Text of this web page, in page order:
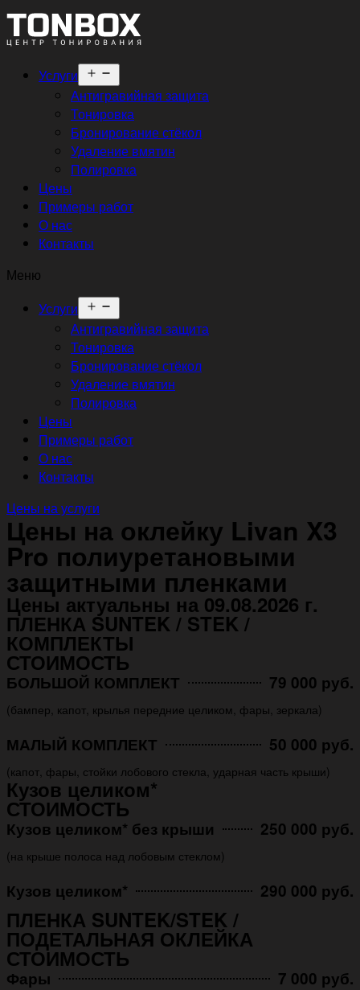
Услуги
меню
Антигравийная защита
Тонировка
Бронирование стёкол
Удаление вмятин
Полировка
Цены
Примеры работ
О нас
Контакты
Меню
Услуги
меню
Антигравийная защита
Тонировка
Бронирование стёкол
Удаление вмятин
Полировка
Цены
Примеры работ
О нас
Контакты
Цены на услуги
Цены на оклейку Livan X3
Pro полиуретановыми
защитными пленками
Цены актуальны на 09.08.2026 г.
ПЛЕНКА SUNTEK / STEK /
КОМПЛЕКТЫ
СТОИМОСТЬ
БОЛЬШОЙ КОМПЛЕКТ 79 000 руб.
(бампер, капот, крылья передние целиком, фары, зеркала)
МАЛЫЙ КОМПЛЕКТ 50 000 руб.
(капот, фары, стойки лобового стекла, ударная часть крыши)
Кузов целиком*
СТОИМОСТЬ
Кузов целиком* без крыши 250 000 руб.
(на крыше полоса над лобовым стеклом)
Кузов целиком* 290 000 руб.
ПЛЕНКА SUNTEK/STEK /
ПОДЕТАЛЬНАЯ ОКЛЕЙКА
СТОИМОСТЬ
Фары 7 000 руб.